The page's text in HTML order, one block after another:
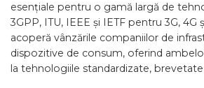
esențiale pentru o gamă largă de
3GPP, ITU, IEEE și IETF pentru 3G, 4G
acoperă vânzările companiilor de
dispozitive de consum, oferind
la tehnologiile standardizate,